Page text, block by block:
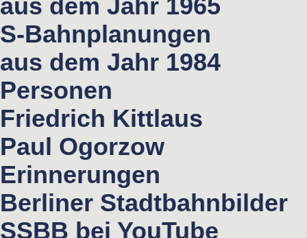
aus dem Jahr 1965
S-Bahnplanungen
aus dem Jahr 1984
Personen
Friedrich Kittlaus
Paul Ogorzow
Erinnerungen
Berliner Stadtbahnbilder
SSBB bei YouTube